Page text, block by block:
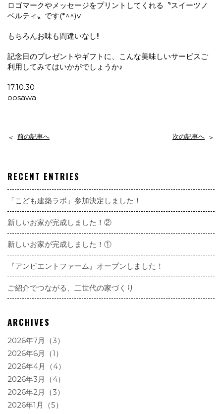
ロゴマークやメッセージをプリントしてくれる〝スイーツノ
ベルティ〟です(*^^)v
もちろんお味も間違いなし!!
記念日のプレゼントやギフトに、こんな美味しいサービスご
利用してみてはいかがでしょうか♪
17.10.30
oosawa
前の記事へ 次の記事へ
RECENT ENTRIES
「こども建築ラボ」参加決定しました！
新しいお家が完成しました！②
新しいお家が完成しました！①
『アンビエントファーム』オープンしました！
ご紹介でつながる、二世代の家づくり
ARCHIVES
2026年7月（3）
2026年6月（1）
2026年4月（4）
2026年3月（4）
2026年2月（3）
2026年1月（5）